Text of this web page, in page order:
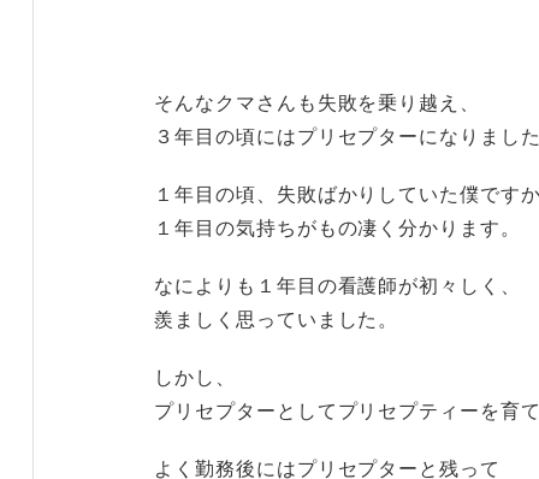
そんなクマさんも失敗を乗り越え、
３年目の頃にはプリセプターになりました
１年目の頃、失敗ばかりしていた僕ですか
１年目の気持ちがもの凄く分かります。
なによりも１年目の看護師が初々しく、
羨ましく思っていました。
しかし、
プリセプターとしてプリセプティーを育
よく勤務後にはプリセプターと残って